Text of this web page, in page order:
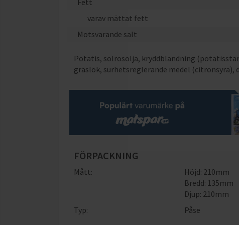
Fett
varav mättat fett
Motsvarande salt
Potatis, solrosolja, kryddblandning
gräslök, surhetsreglerande medel
FÖRPACKNING
Mått:
Höjd: 210mm
Bredd: 135mm
Djup: 210mm
Typ:
Påse